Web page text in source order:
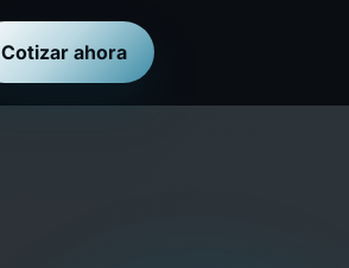
Cotizar ahora